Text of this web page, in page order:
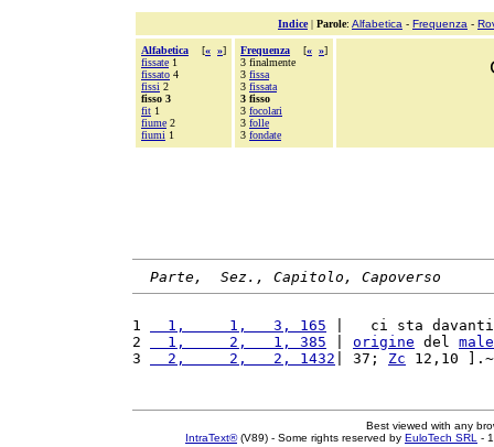
Indice| Parole: Alfabetica - Frequenza -
Alfabetica [« »]
fissate 1
fissato 4
fissi 2
fisso 3
fit 1
fiume 2
fiumi 1
Frequenza [« »]
3 finalmente
3 fissa
3 fissata
3 fisso
3 focolari
3 folle
3 fondate
Parte,  Sez., Capitolo, Capoverso
1
  1,     1,   3, 165
|   ci sta
2
  1,     2,   1, 385
origine del male
3
  2,     2,   2, 1432
| 37; Zc 12,10 ].~
Best viewed with any
IntraText®(V89) - Some rights reserved by EuloTech SRL -